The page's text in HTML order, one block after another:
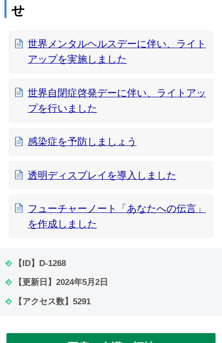
せ
世界メンタルヘルスデーに伴い、ライト
アップを実施しました
世界自閉症啓発デーに伴い、ライトアッ
プを行いました
感染症を予防しましょう
透明ディスプレイを導入しました
フューチャーノート「あなたへの伝言」
を作成しました
【ID】 D-1268
【更新日】 2024年5月2日
【アクセス数】 5291